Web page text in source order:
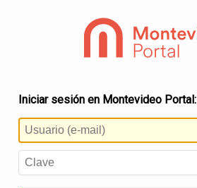
Iniciar sesión en Montevideo Portal: